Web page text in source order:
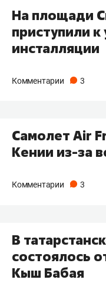
На площади
приступили к
инсталляции
Комментарии 3
Самолет Air
Кении из-за
Комментарии 3
В
состоялось
Кыш Бабая